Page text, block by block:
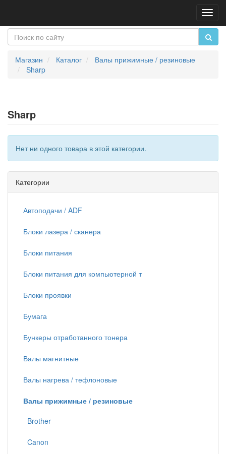
Магазин Каталог
Валы прижимные / резиновые
Sharp
Sharp
Нет ни одного товара в этой категории.
Категории
Автоподачи / ADF
Блоки лазера / сканера
Блоки питания
Блоки питания для компьютерной т
Блоки проявки
Бумага
Бункеры отработанного тонера
Валы магнитные
Валы нагрева / тефлоновые
Валы прижимные / резиновые
Brother
Canon